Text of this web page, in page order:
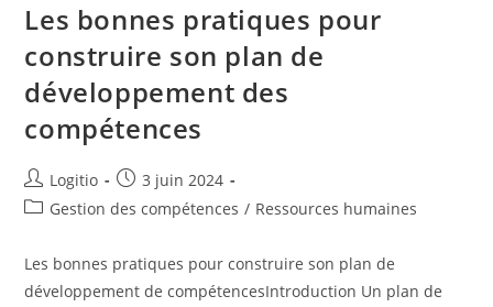
Les bonnes pratiques pour
construire son plan de
développement des
compétences
Logitio
3 juin 2024
Gestion des compétences / Ressources humaines
Les bonnes pratiques pour construire son plan de
développement de compétencesIntroduction Un plan de